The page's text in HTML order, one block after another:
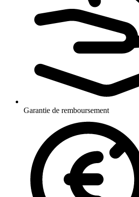
Garantie de remboursement